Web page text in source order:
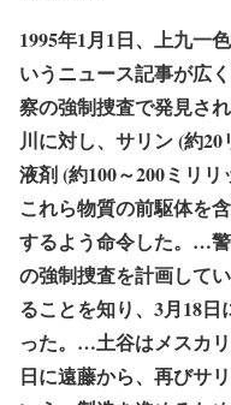
1995年1月1日、上九一
いうニュース記事が広
察の強制捜査で発見さ
川に対し、サリン (約
液剤 (約100～200ミリ
これら物質の前駆体を
するよう命令した。…
の強制捜査を計画して
ることを知り、3月18
った。…土谷はメスカ
日に遠藤から、再びサ